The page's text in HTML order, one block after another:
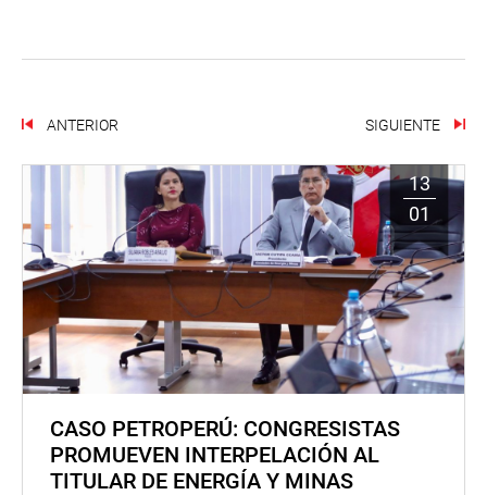
ANTERIOR SIGUIENTE
13
01
CASO PETROPERÚ: CONGRESISTAS
PROMUEVEN INTERPELACIÓN AL
TITULAR DE ENERGÍA Y MINAS